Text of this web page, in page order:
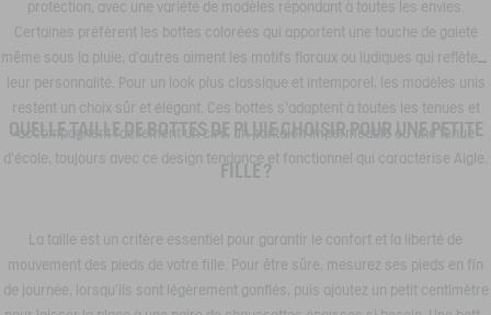
protection, avec une variété de modèles répondant à toutes les envies.
Certaines préfèrent les bottes colorées qui apportent une touche de gaieté
même sous la pluie, d’autres aiment les motifs floraux ou ludiques qui reflètent
leur personnalité. Pour un look plus classique et intemporel, les modèles unis
restent un choix sûr et élégant. Ces bottes s’adaptent à toutes les tenues et
accompagnent facilement un ciré, un pantalon imperméable ou une tenue
d’école, toujours avec ce design tendance et fonctionnel qui caractérise Aigle.
QUELLE TAILLE DE BOTTES DE PLUIE CHOISIR POUR UNE PETITE
FILLE ?
La taille est un critère essentiel pour garantir le confort et la liberté de
mouvement des pieds de votre fille. Pour être sûre, mesurez ses pieds en fin
de journée, lorsqu’ils sont légèrement gonflés, puis ajoutez un petit centimètre